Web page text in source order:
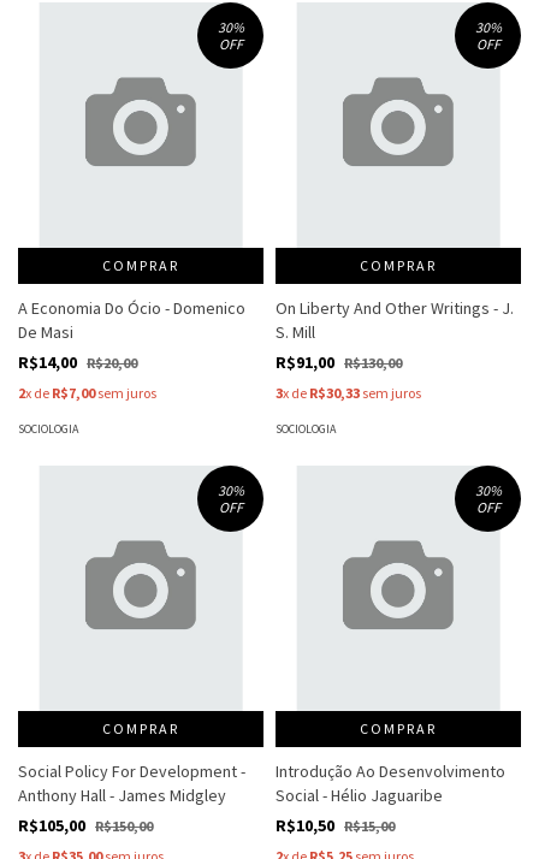
30%
OFF
COMPRAR
A Economia Do Ócio - Domenico
De Masi
R$14,00 R$20,00
2x de R$7,00sem juros
SOCIOLOGIA
30%
OFF
COMPRAR
On Liberty And Other Writings - J.
S. Mill
R$91,00 R$130,00
3x de R$30,33 sem juros
SOCIOLOGIA
30%
OFF
COMPRAR
Social Policy For Development -
Anthony Hall - James Midgley
R$105,00 R$150,00
30%
OFF
COMPRAR
Introdução Ao Desenvolvimento
Social - Hélio Jaguaribe
R$10,50 R$15,00